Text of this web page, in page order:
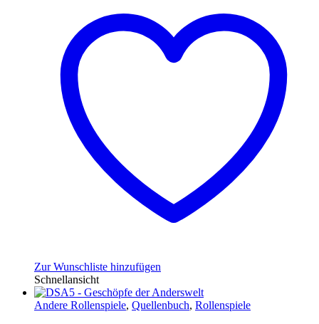
Zur Wunschliste hinzufügen
Schnellansicht
Andere Rollenspiele, Quellenbuch, Rollenspiele